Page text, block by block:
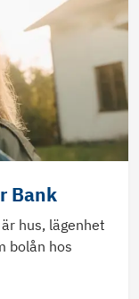
Bank
hus, lägenhet
bolån hos